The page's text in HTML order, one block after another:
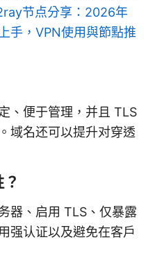
节点分享：2026年
手，VPN使用與節點推
、便于管理，并且 TLS
域名还可以提升对穿透
器、启用 TLS、仅暴露
强认证以及避免在客户